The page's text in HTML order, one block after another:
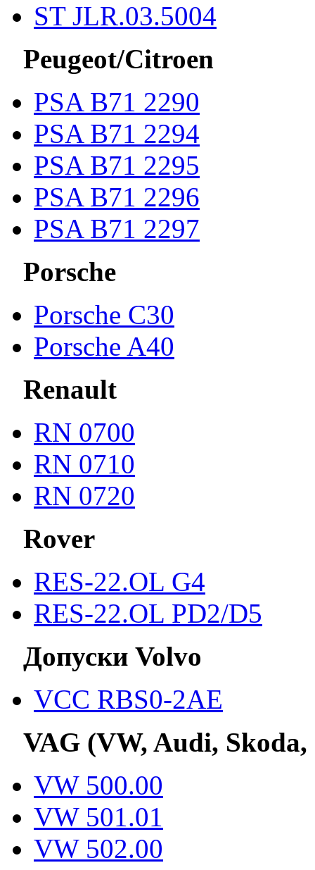
ST JLR.03.5004
Peugeot/Citroen
PSA B71 2290
PSA B71 2294
PSA B71 2295
PSA B71 2296
PSA B71 2297
Porsche
Porsche С30
Porsche A40
Renault
RN 0700
RN 0710
RN 0720
Rover
RES-22.OL G4
RES-22.OL PD2/D5
Допуски Volvo
VCC RBS0-2AE
VAG (VW, Audi, Skoda,
VW 500.00
VW 501.01
VW 502.00